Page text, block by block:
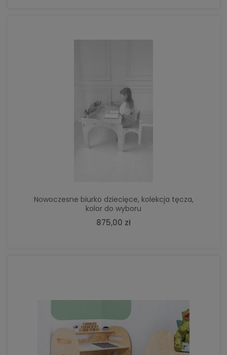
Nowoczesne biurko dziecięce, kolekcja tęcza,
kolor do wyboru
875,00 zł